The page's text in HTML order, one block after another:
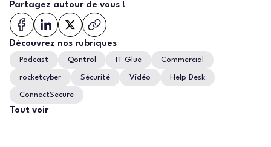
Partagez autour de vous !
Découvrez nos rubriques
Podcast Qontrol IT Glue Commercial
rocketcyber Sécurité Vidéo Help Desk
ConnectSecure
Tout voir